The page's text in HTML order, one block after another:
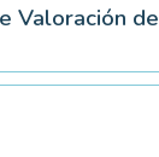
Valoración de